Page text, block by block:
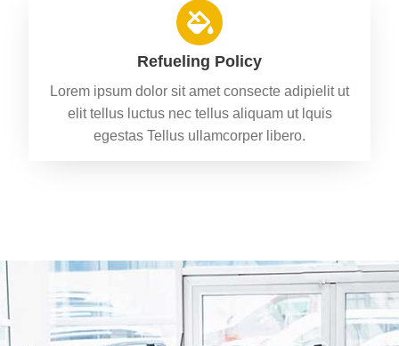
Refueling Policy
Lorem ipsum dolor sit amet consecte adipielit ut
elit tellus luctus nec tellus aliquam ut lquis
egestas Tellus ullamcorper libero.